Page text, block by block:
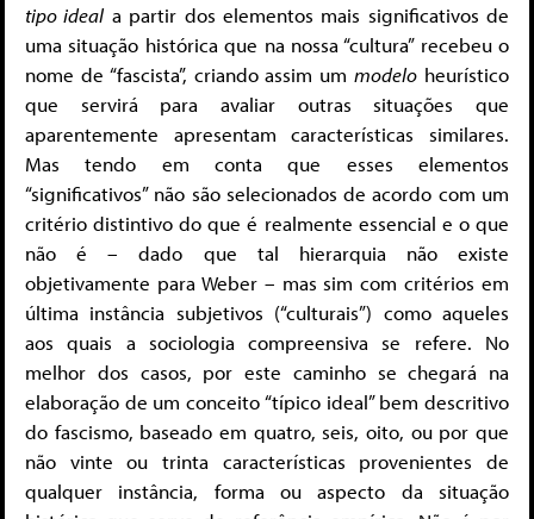
tipo ideala partir dos elementos mais significativos de
uma situação histórica que na nossa “cultura” recebeu o
nome de “fascista”, criando assim ummodelo heurístico
que servirá para avaliar outras situações que
aparentemente apresentam características similares.
Mas tendo em conta que esses elementos
“significativos” não são selecionados de acordo com um
critério distintivo do que é realmente essencial e o que
não é – dado que tal hierarquia não existe
objetivamente para Weber – mas sim com critérios em
última instância subjetivos (“culturais”) como aqueles
aos quais a sociologia compreensiva se refere. No
melhor dos casos, por este caminho se chegará na
elaboração de um conceito “típico ideal” bem descritivo
do fascismo, baseado em quatro, seis, oito, ou por que
não vinte ou trinta características provenientes de
qualquer instância, forma ou aspecto da situação